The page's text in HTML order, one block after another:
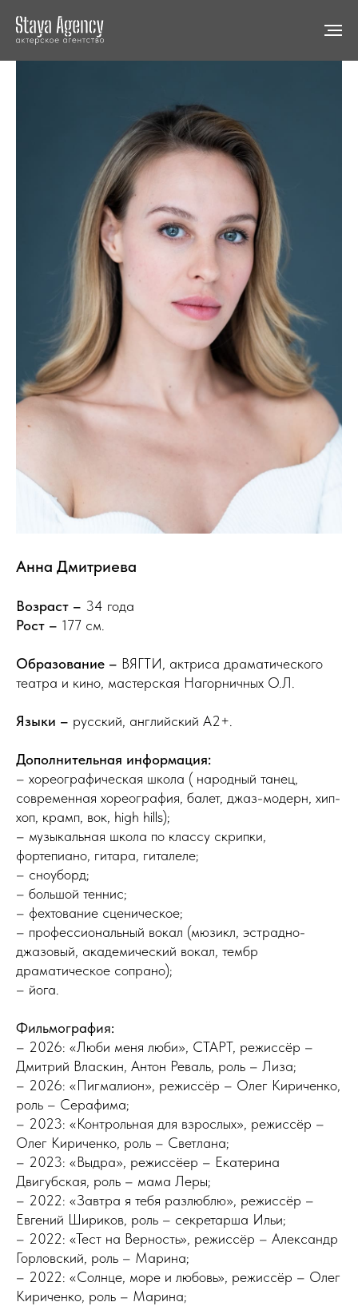
Анна Дмитриева
Возраст – 34 года
Рост – 177 см.
Образование – ВЯГТИ, актриса драматического
театра и кино, мастерская Нагорничных О.Л.
Языки – русский, английский A2+.
Дополнительная информация:
– хореографическая школа ( народный танец,
современная хореография, балет, джаз-модерн, хип-
хоп, крамп, вок, high hills);
– музыкальная школа по классу скрипки,
фортепиано, гитара, гиталеле;
– сноуборд;
– большой теннис;
– фехтование сценическое;
– профессиональный вокал (мюзикл, эстрадно-
джазовый, академический вокал, тембр
драматическое сопрано);
– йога.
Фильмография:
– 2026: «Люби меня люби», СТАРТ, режиссёр –
Дмитрий Власкин, Антон Реваль, роль – Лиза;
– 2026: «Пигмалион», режиссёр – Олег Кириченко,
роль – Серафима;
– 2023: «Контрольная для взрослых», режиссёр –
Олег Кириченко, роль – Светлана;
– 2023: «Выдра», режиссёер – Екатерина
Двигубская, роль – мама Леры;
– 2022: «Завтра я тебя разлюблю», режиссёр –
Евгений Шириков, роль – секретарша Ильи;
– 2022: «Тест на Верность», режиссёр – Александр
Горловский, роль – Марина;
– 2022: «Солнце, море и любовь», режиссёр – Олег
Кириченко, роль – Марина;